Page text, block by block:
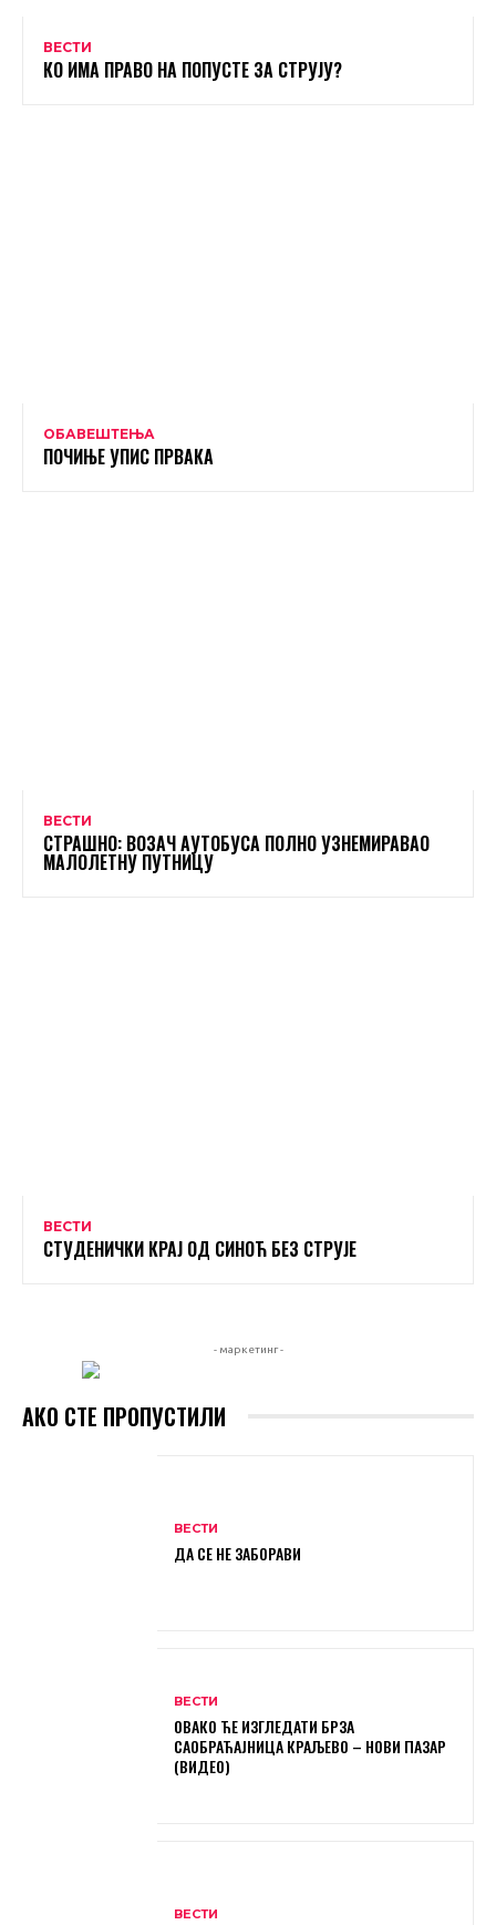
ВЕСТИ
КО ИМА ПРАВО НА ПОПУСТЕ ЗА СТРУЈУ?
ОБАВЕШТЕЊА
ПОЧИЊЕ УПИС ПРВАКА
ВЕСТИ
СТРАШНО: ВОЗАЧ АУТОБУСА ПОЛНО УЗНЕМИРАВАО
МАЛОЛЕТНУ ПУТНИЦУ
ВЕСТИ
СТУДЕНИЧКИ КРАЈ ОД СИНОЋ БЕЗ СТРУЈЕ
- маркетинг -
АКО СТЕ ПРОПУСТИЛИ
ВЕСТИ
ДА СЕ НЕ ЗАБОРАВИ
ВЕСТИ
ОВАКО ЋЕ ИЗГЛЕДАТИ БРЗА
САОБРАЋАЈНИЦА КРАЉЕВО – НОВИ ПАЗАР
(ВИДЕО)
ВЕСТИ